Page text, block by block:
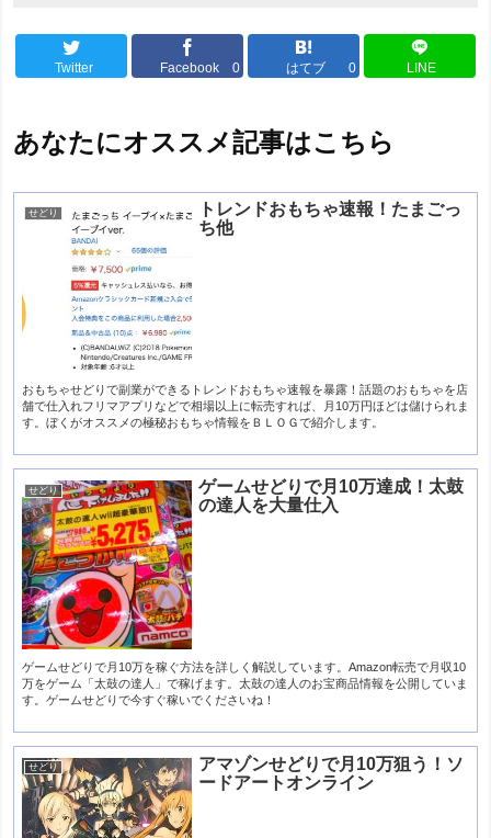
Twitter Facebook 0 はてブ 0 LINE
あなたにオススメ記事はこちら
せどり
トレンドおもちゃ速報！たまごっ
ち他
おもちゃせどりで副業ができるトレンドおもちゃ速報を暴露！話題のおもちゃを店
舗で仕入れフリマアプリなどで相場以上に転売すれば、月10万円ほどは儲けられま
す。ぼくがオススメの極秘おもちゃ情報をＢＬＯＧで紹介します。
せどり
ゲームせどりで月10万達成！太鼓
の達人を大量仕入
ゲームせどりで月10万を稼ぐ方法を詳しく解説しています。Amazon転売で月収10
万をゲーム「太鼓の達人」で稼げます。太鼓の達人のお宝商品情報を公開していま
す。ゲームせどりで今すぐ稼いでくださいね！
せどり
アマゾンせどりで月10万狙う！ソ
ードアートオンライン